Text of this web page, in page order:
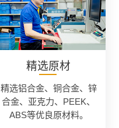
精选原材
精选铝合金、铜合金、锌
合金、亚克力、PEEK、
ABS等优良原材料。